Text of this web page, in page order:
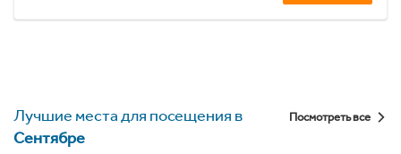
Лучшие места для посещения в
Сентябре
Посмотреть все